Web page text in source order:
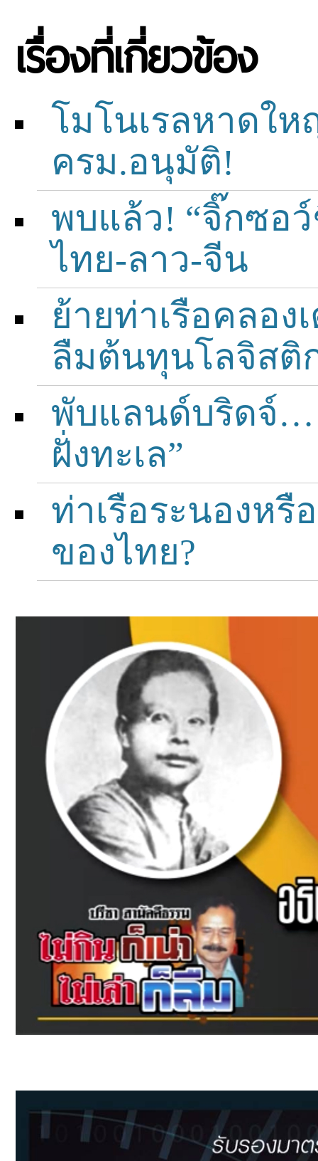
เรื่องที่เกี่ยวข้อง
โมโนเรลหาดใ
ครม.อนุมัติ!
พบแล้ว! “จิ๊กซอ
ไทย-ลาว-จีน
ย้ายท่าเรือคลอ
ลืมต้นทุนโลจิสติ
พับแลนด์บริดจ์…
ฝั่งทะเล”
ท่าเรือระนองห
ของไทย?